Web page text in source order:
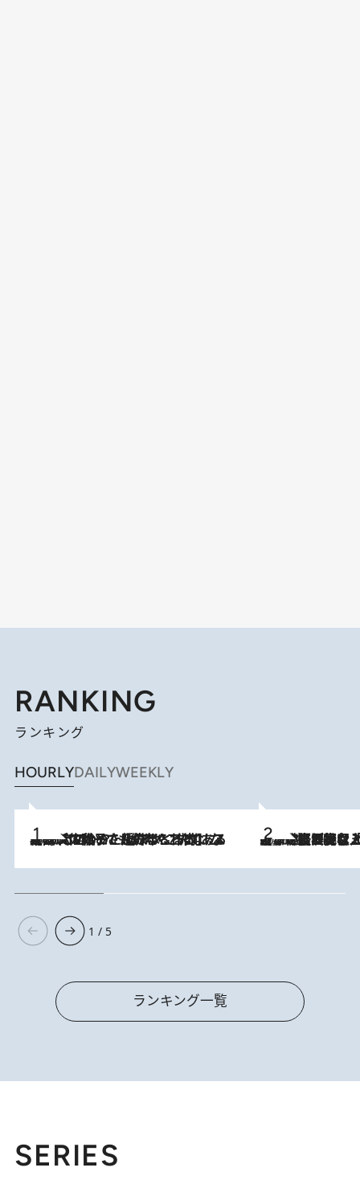
RANKING
ランキング
HOURLYDAILYWEEKLY
2026.8.5
【阿川佐和子さんの年とる力】なぜ70代で始めた趣味は“こんなに楽しい”のか？ ピアノ、俳句…スランプに陥っても続けられる“ある秘訣”とは 2026.8.5
【なぜ吉沢亮は「気配を消せる」のか？】興行収入208億の『国宝』を経て挑むミュージカル『ディア・エヴァン・ハンセン』。トップ俳優が舞台上でさらけ出した“孤独”とは
1 / 5
ランキング一覧
SERIES